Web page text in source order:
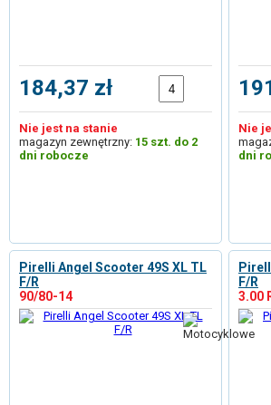
184,37 zł
Nie jest na stanie
magazyn zewnętrzny: 15 szt. do 2
dni robocze
Nie
dni
Pirelli Angel Scooter 49S XL TL
F/R
90/80-14
F/R
3.00